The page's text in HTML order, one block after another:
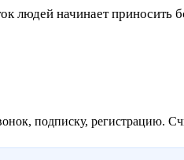
начинает приносить
подписку, регистрацию.